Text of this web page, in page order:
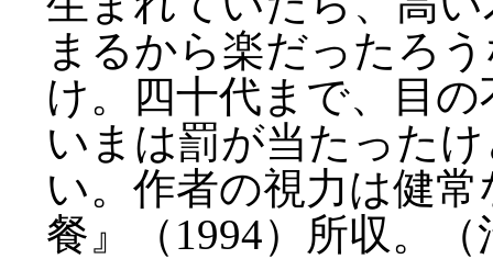
まるから楽だったろ
け。四十代まで、目
いまは罰が当たった
い。作者の視力は健
餐』（1994）所収。